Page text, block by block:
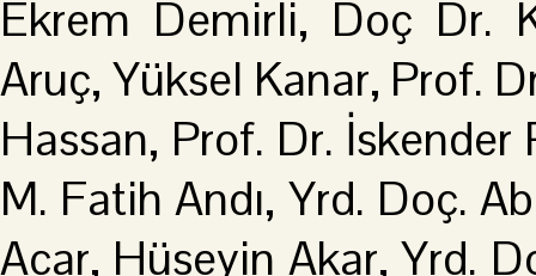
Ekrem Demirli, Doç Dr.
Aruç, Yüksel Kanar, Prof.
Hassan, Prof. Dr.
M. Fatih Andı, Yrd. Doç.
Acar, Hüseyin Akar, Yrd.